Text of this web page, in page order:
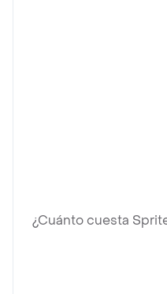
¿Cuánto cuesta